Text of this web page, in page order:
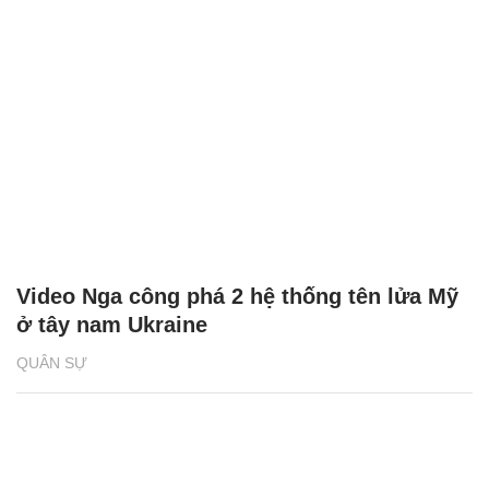
QUÂN SỰ
Video Nga công phá 2 hệ thống tên lửa Mỹ
ở tây nam Ukraine